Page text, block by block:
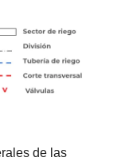
de las